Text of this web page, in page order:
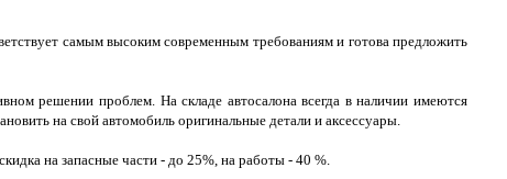
самым высоким современным требованиям и готова предложить
решении проблем. На складе автосалона всегда в наличии имеются
на свой автомобиль оригинальные детали и аксессуары.
на запасные части - до 25%, на работы - 40 %.